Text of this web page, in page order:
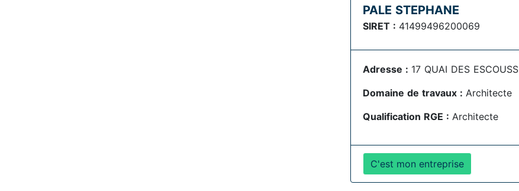
PALE STEPHANE
SIRET : 41499496200069
Adresse : 17 QUAI DES
Domaine de travaux : Architecte
Qualification RGE : Architecte
C'est mon entreprise